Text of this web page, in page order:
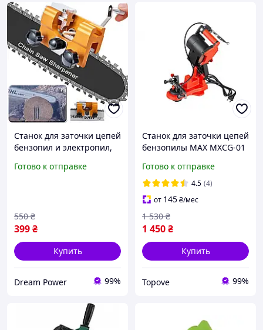
Станок для заточки цепей
бензопил и электропил,
зубца
Готово к отправке
399₴
550 ₴
Купить
Dream Power 99%
Станок для заточки цепей
бензопилы MAX MXCG-01
бензопилы для всх видов
Готово к отправке
4.5 (4)
от 145₴/мес
1 450₴
1 530 ₴
Купить
Topove 99%